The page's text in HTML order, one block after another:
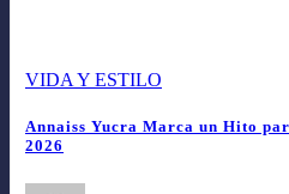
VIDA Y ESTILO
Annaiss Yucra Marca un Hito
2026